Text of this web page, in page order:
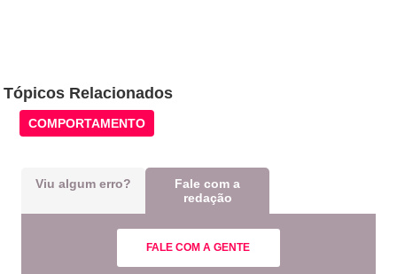
Tópicos Relacionados
COMPORTAMENTO
Viu algum erro?
Fale com a
redação
FALE COM A GENTE